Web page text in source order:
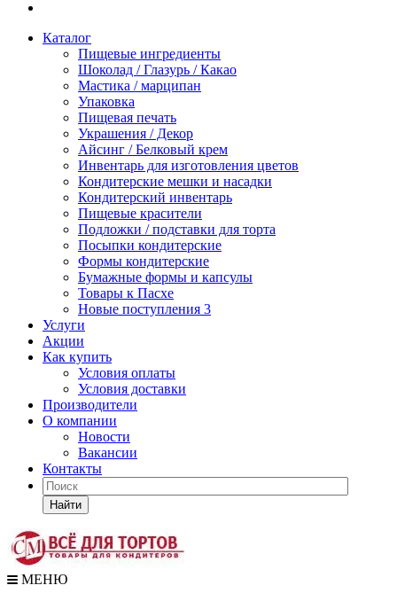
Каталог
Пищевые ингредиенты
Шоколад / Глазурь / Какао
Мастика / марципан
Упаковка
Пищевая печать
Украшения / Декор
Айсинг / Белковый крем
Инвентарь для изготовления цветов
Кондитерские мешки и насадки
Кондитерский инвентарь
Пищевые красители
Подложки / подставки для торта
Посыпки кондитерские
Формы кондитерские
Бумажные формы и капсулы
Товары к Пасхе
Новые поступления 3
Услуги
Акции
Как купить
Условия оплаты
Условия доставки
Производители
О компании
Новости
Вакансии
Контакты
Найти
МЕНЮ